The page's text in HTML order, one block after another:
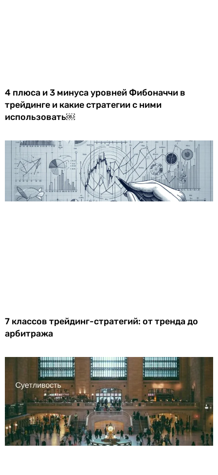
4 плюса и 3 минуса уровней Фибоначчи в
трейдинге и какие стратегии с ними
использовать￼
7 классов трейдинг-стратегий: от тренда до
арбитража